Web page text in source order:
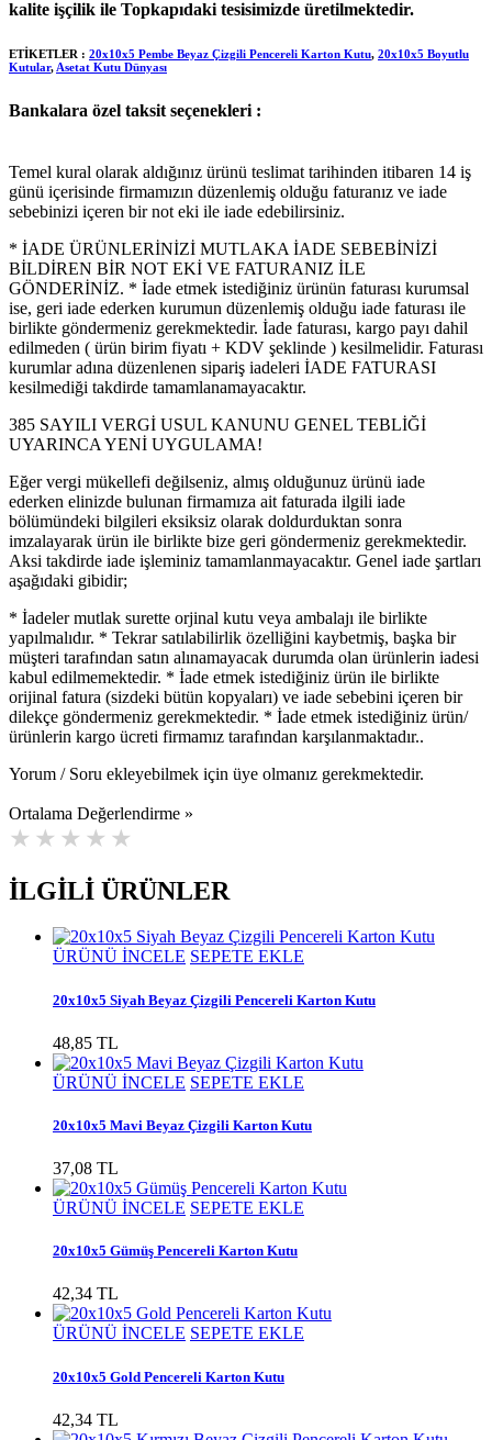
kalite işçilik ile Topkapıdaki tesisimizde üretilmektedir.
ETİKETLER : 20x10x5 Pembe Beyaz Çizgili Pencereli Karton Kutu, 20x10x5 Boyutlu
Kutular, Asetat Kutu Dünyası
Bankalara özel taksit seçenekleri :
Temel kural olarak aldığınız ürünü teslimat tarihinden itibaren 14 iş
günü içerisinde firmamızın düzenlemiş olduğu faturanız ve iade
sebebinizi içeren bir not eki ile iade edebilirsiniz.
* İADE ÜRÜNLERİNİZİ MUTLAKA İADE SEBEBİNİZİ
BİLDİREN BİR NOT EKİ VE FATURANIZ İLE
GÖNDERİNİZ. * İade etmek istediğiniz ürünün faturası kurumsal
ise, geri iade ederken kurumun düzenlemiş olduğu iade faturası ile
birlikte göndermeniz gerekmektedir. İade faturası, kargo payı dahil
edilmeden ( ürün birim fiyatı + KDV şeklinde ) kesilmelidir. Faturası
kurumlar adına düzenlenen sipariş iadeleri İADE FATURASI
kesilmediği takdirde tamamlanamayacaktır.
385 SAYILI VERGİ USUL KANUNU GENEL TEBLİĞİ
UYARINCA YENİ UYGULAMA!
Eğer vergi mükellefi değilseniz, almış olduğunuz ürünü iade
ederken elinizde bulunan firmamıza ait faturada ilgili iade
bölümündeki bilgileri eksiksiz olarak doldurduktan sonra
imzalayarak ürün ile birlikte bize geri göndermeniz gerekmektedir.
Aksi takdirde iade işleminiz tamamlanmayacaktır. Genel iade şartları
aşağıdaki gibidir;
* İadeler mutlak surette orjinal kutu veya ambalajı ile birlikte
yapılmalıdır. * Tekrar satılabilirlik özelliğini kaybetmiş, başka bir
müşteri tarafından satın alınamayacak durumda olan ürünlerin iadesi
kabul edilmemektedir. * İade etmek istediğiniz ürün ile birlikte
orijinal fatura (sizdeki bütün kopyaları) ve iade sebebini içeren bir
dilekçe göndermeniz gerekmektedir. * İade etmek istediğiniz ürün/
ürünlerin kargo ücreti firmamız tarafından karşılanmaktadır..
Yorum / Soru ekleyebilmek için üye olmanız gerekmektedir.
Ortalama Değerlendirme »
İLGİLİ ÜRÜNLER
ÜRÜNÜ İNCELE SEPETE EKLE
20x10x5 Siyah Beyaz Çizgili Pencereli Karton Kutu
48,85 TL
ÜRÜNÜ İNCELE SEPETE EKLE
20x10x5 Mavi Beyaz Çizgili Karton Kutu
37,08 TL
ÜRÜNÜ İNCELE SEPETE EKLE
20x10x5 Gümüş Pencereli Karton Kutu
42,34 TL
ÜRÜNÜ İNCELE SEPETE EKLE
20x10x5 Gold Pencereli Karton Kutu
42,34 TL